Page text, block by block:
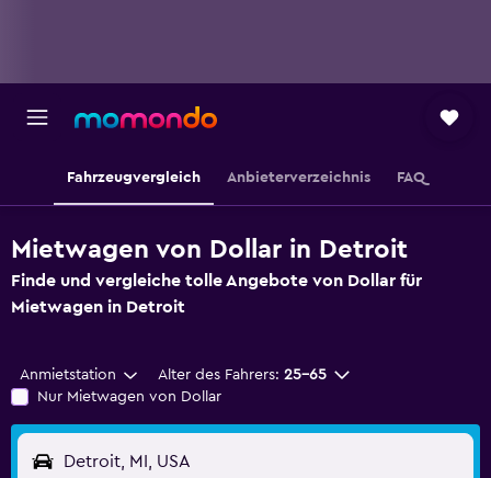
Fahrzeugvergleich Anbieterverzeichnis FAQ
Mietwagen von Dollar in Detroit
Finde und vergleiche tolle Angebote von Dollar für
Mietwagen in Detroit
Anmietstation Alter des Fahrers: 25-65
Nur Mietwagen von Dollar
Detroit, MI, USA